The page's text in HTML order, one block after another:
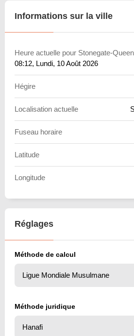
Informations sur la ville
Heure actuelle pour Stonegate-
08:12, Lundi, 10 Août 2026
Hégire
Localisation actuelle
Fuseau horaire
Latitude
Longitude
Réglages
Méthode de calcul
Méthode juridique